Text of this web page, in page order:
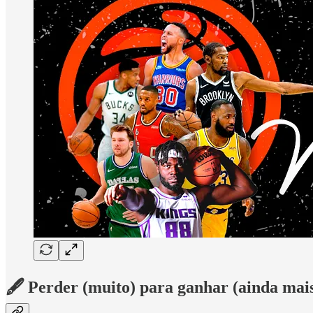
🖋️ Perder (muito) para ganhar (ainda